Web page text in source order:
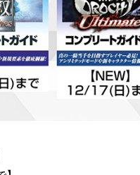
コーエーテクモ ID
Shop